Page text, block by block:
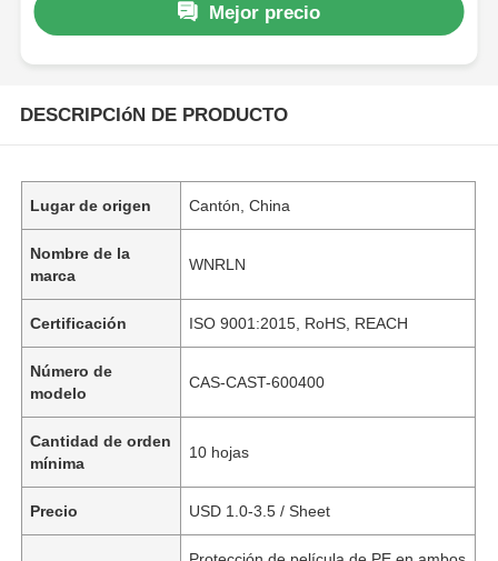
Mejor precio
DESCRIPCIóN DE PRODUCTO
Lugar de origen Cantón, China
Nombre de la
marca
WNRLN
Certificación ISO 9001:2015, RoHS, REACH
Número de
modelo
CAS-CAST-600400
Cantidad de orden
mínima
10 hojas
Precio USD 1.0-3.5 / Sheet